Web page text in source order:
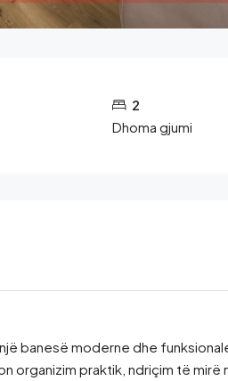
2
Dhoma gjumi
banesë moderne dhe
organizim praktik, ndriçim të